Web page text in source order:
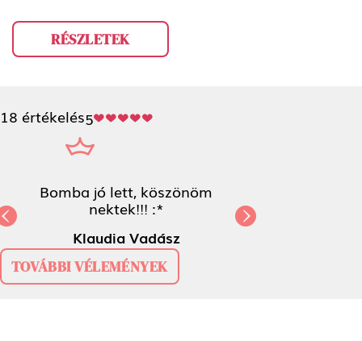
RÉSZLETEK
18 értékelés5
Bomba jó lett, köszönöm nektek!!! :*
Klaudia Vadász
Previous
TOVÁBBI VÉLEMÉNYEK